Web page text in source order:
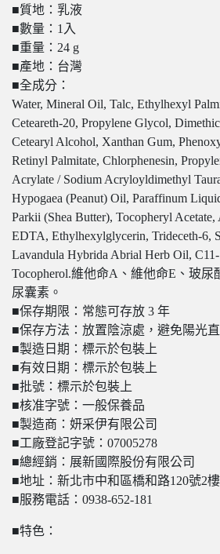
■質地：乳液
■數量：1入
■重量：24 g
■產地：台灣
■全成分：
Water, Mineral Oil, Talc, Ethylhexyl
Ceteareth-20, Propylene Glycol,
Cetearyl Alcohol, Xanthan Gum,
Retinyl Palmitate, Chlorphenesin,
Acrylate / Sodium Acryloyldimethyl
Hypogaea (Peanut) Oil, Paraffinum
Parkii (Shea Butter), Tocopheryl
EDTA, Ethylhexylglycerin, Trideceth-6,
Lavandula Hybrida Abrial Herb Oil, C11-
Tocopherol.維他命A、維他命E、玻尿
尿囊素。
■保存期限：常態可存放 3 年
■保存方法：放置陰涼處，避免陽光
■製造日期：標示於包裝上
■有效日期：標示於包裝上
■批號：標示於包裝上
■核准字號：一般保養品
■製造商：妍采伊有限公司
■工廠登記字號：07005278
■總經銷：展新國際股份有限公司
■地址：新北市中和區橋和路120號2樓
■服務電話：0938-652-181
■特色：